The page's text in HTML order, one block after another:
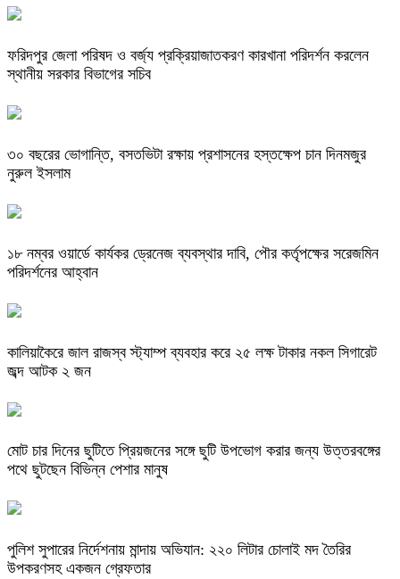
ফরিদপুর জেলা পরিষদ ও বর্জ্য প্রক্রিয়াজাতকরণ কারখানা পরিদর্শন করলেন
স্থানীয় সরকার বিভাগের সচিব
৩০ বছরের ভোগান্তি, বসতভিটা রক্ষায় প্রশাসনের হস্তক্ষেপ চান দিনমজুর
নুরুল ইসলাম
১৮ নম্বর ওয়ার্ডে কার্যকর ড্রেনেজ ব্যবস্থার দাবি, পৌর কর্তৃপক্ষের সরেজমিন
পরিদর্শনের আহ্বান
কালিয়াকৈরে জাল রাজস্ব স্ট্যাম্প ব্যবহার করে ২৫ লক্ষ টাকার নকল সিগারেট
জব্দ আটক ২ জন
মোট চার দিনের ছুটিতে প্রিয়জনের সঙ্গে ছুটি উপভোগ করার জন্য উত্তরবঙ্গের
পথে ছুটছেন বিভিন্ন পেশার মানুষ
পুলিশ সুপারের নির্দেশনায় মান্দায় অভিযান: ২২০ লিটার চোলাই মদ তৈরির
উপকরণসহ একজন গ্রেফতার